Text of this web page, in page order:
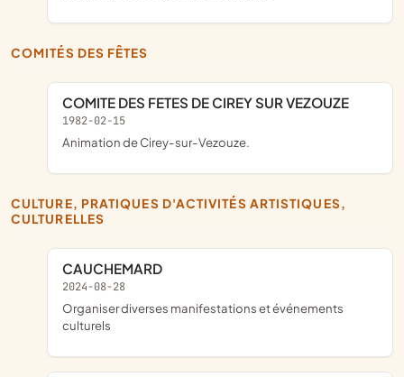
COMITÉS DES FÊTES
COMITE DES FETES DE CIREY SUR VEZOUZE
1982-02-15
Animation de Cirey-sur-Vezouze.
CULTURE, PRATIQUES D'ACTIVITÉS ARTISTIQUES,
CULTURELLES
CAUCHEMARD
2024-08-28
organiser diverses manifestations et événements
culturels